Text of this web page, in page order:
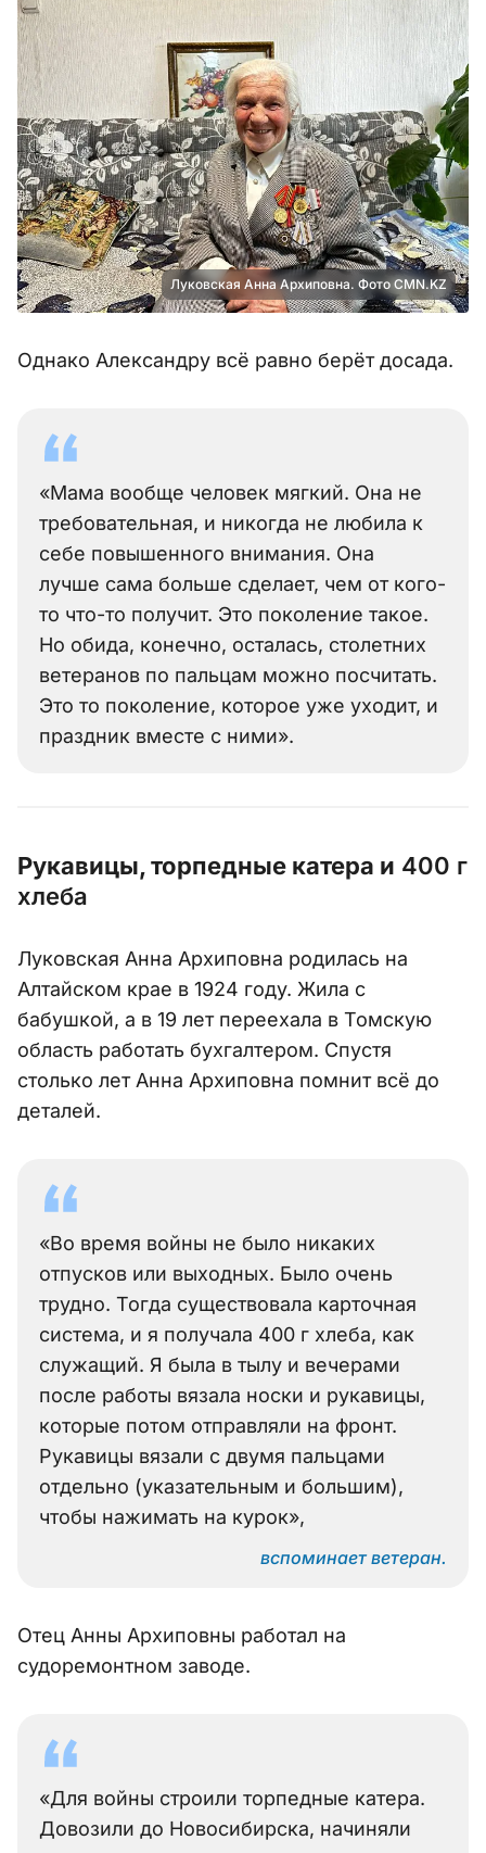
Луковская Анна Архиповна. Фото CMN.KZ
Однако Александру всё равно берёт досада.
«Мама вообще человек мягкий. Она не
требовательная, и никогда не любила к
себе повышенного внимания. Она
лучше сама больше сделает, чем от кого-
то что-то получит. Это поколение такое.
Но обида, конечно, осталась, столетних
ветеранов по пальцам можно посчитать.
Это то поколение, которое уже уходит, и
праздник вместе с ними».
Рукавицы, торпедные катера и 400 г
хлеба
Луковская Анна Архиповна родилась на
Алтайском крае в 1924 году. Жила с
бабушкой, а в 19 лет переехала в Томскую
область работать бухгалтером. Спустя
столько лет Анна Архиповна помнит всё до
деталей.
«Во время войны не было никаких
отпусков или выходных. Было очень
трудно. Тогда существовала карточная
система, и я получала 400 г хлеба, как
служащий. Я была в тылу и вечерами
после работы вязала носки и рукавицы,
которые потом отправляли на фронт.
Рукавицы вязали с двумя пальцами
отдельно (указательным и большим),
чтобы нажимать на курок»,
вспоминает ветеран.
Отец Анны Архиповны работал на
судоремонтном заводе.
«Для войны строили торпедные катера.
Довозили до Новосибирска, начиняли